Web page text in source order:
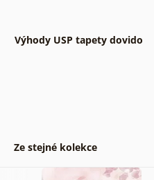
Výhody USP tapety dovido
Ze stejné kolekce